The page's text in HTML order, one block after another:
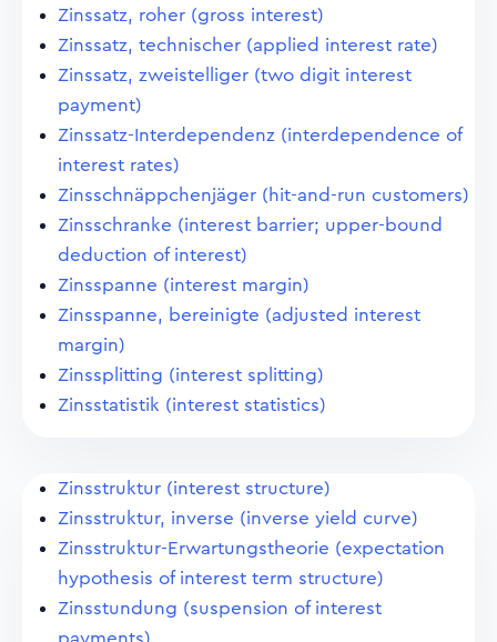
Zinssatz, roher (gross interest)
Zinssatz, technischer (applied interest rate)
Zinssatz, zweistelliger (two digit interest
payment)
Zinssatz-Interdependenz (interdependence of
interest rates)
Zinsschnäppchenjäger (hit-and-run customers)
Zinsschranke (interest barrier; upper-bound
deduction of interest)
Zinsspanne (interest margin)
Zinsspanne, bereinigte (adjusted interest
margin)
Zinssplitting (interest splitting)
Zinsstatistik (interest statistics)
Zinsstruktur (interest structure)
Zinsstruktur, inverse (inverse yield curve)
Zinsstruktur-Erwartungstheorie (expectation
hypothesis of interest term structure)
Zinsstundung (suspension of interest
payments)